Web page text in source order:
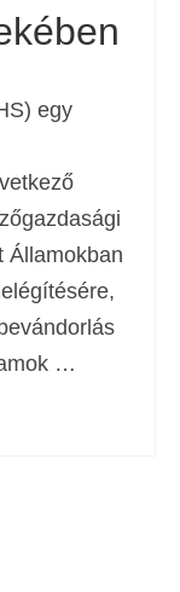
egy
Államokban
…